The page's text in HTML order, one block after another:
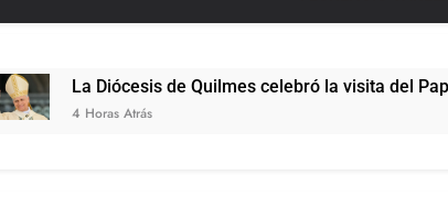
La Diócesis de Quilmes celebró la visita del Papa León
4 Horas Atrás